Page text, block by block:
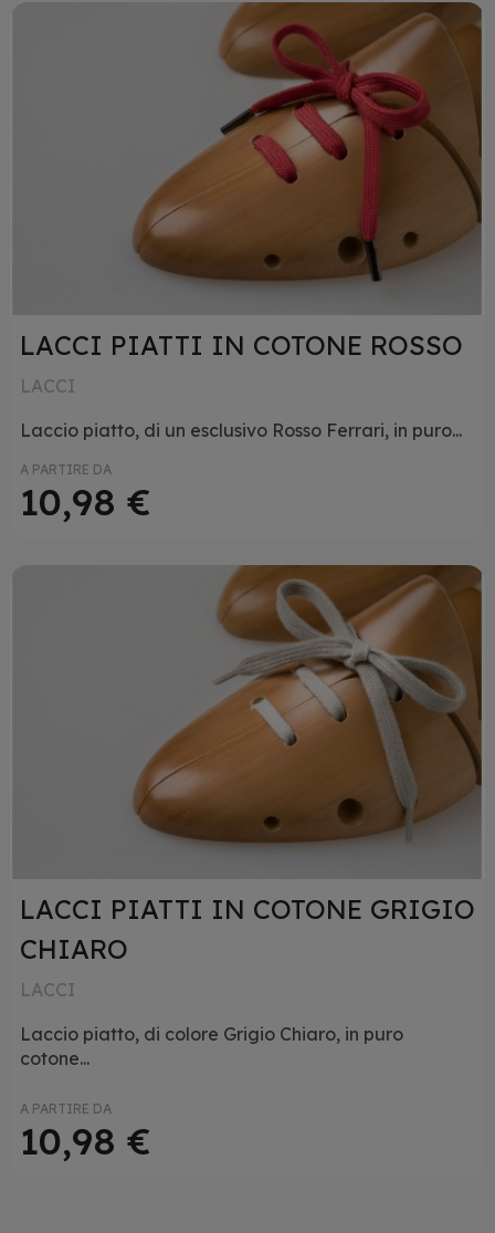
LACCI PIATTI IN COTONE ROSSO
LACCI
Laccio piatto, di un esclusivo Rosso Ferrari, in puro...
A PARTIRE DA
10,98 €
LACCI PIATTI IN COTONE GRIGIO
CHIARO
LACCI
Laccio piatto, di colore Grigio Chiaro, in puro
cotone...
A PARTIRE DA
10,98 €